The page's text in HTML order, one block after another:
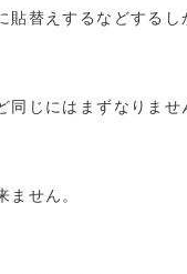
貼替えするなどするし
同じにはまずなりま
ません。